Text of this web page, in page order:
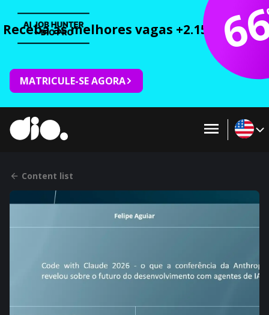
Receba as melhores vagas +2.150 cursos
MATRICULE-SE AGORA
Content list